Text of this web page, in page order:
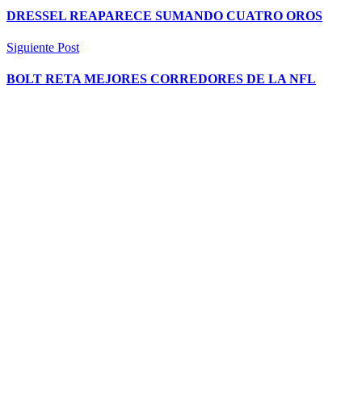
DRESSEL REAPARECE SUMANDO CUATRO OROS
Siguiente Post
BOLT RETA MEJORES CORREDORES DE LA NFL